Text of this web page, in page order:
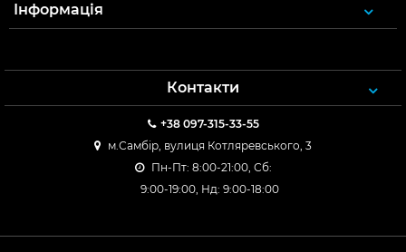
Інформація
Контакти
+38 097-315-33-55
м.Самбір, вулиця Котляревського, 3
Пн-Пт: 8:00-21:00, Сб:
9:00-19:00, Нд: 9:00-18:00